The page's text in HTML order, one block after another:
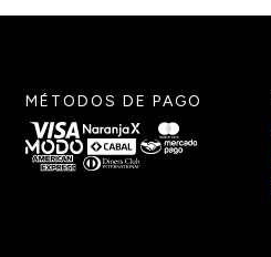
MÉTODOS DE PAGO